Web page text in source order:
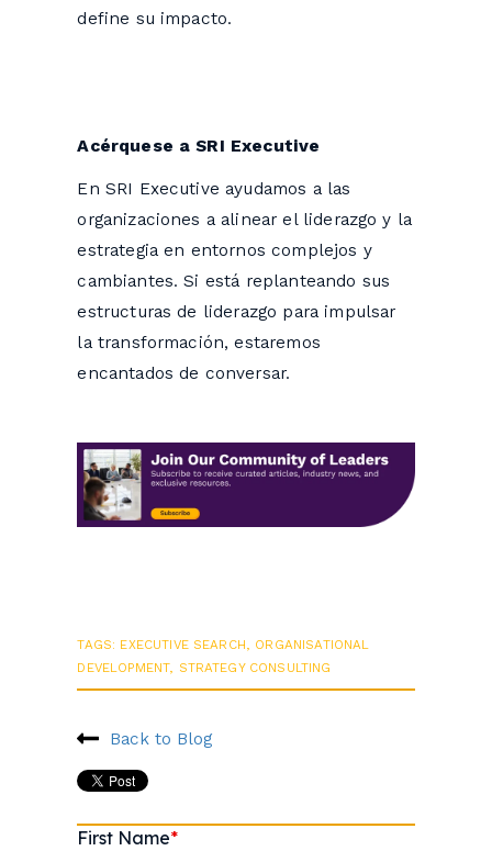
define su impacto.
Acérquese a SRI Executive
En SRI Executive ayudamos a las
organizaciones a alinear el liderazgo y la
estrategia en entornos complejos y
cambiantes. Si está replanteando sus
estructuras de liderazgo para impulsar
la transformación, estaremos
encantados de conversar.
TAGS: EXECUTIVE SEARCH, ORGANISATIONAL
DEVELOPMENT, STRATEGY CONSULTING
Back to Blog
First Name*